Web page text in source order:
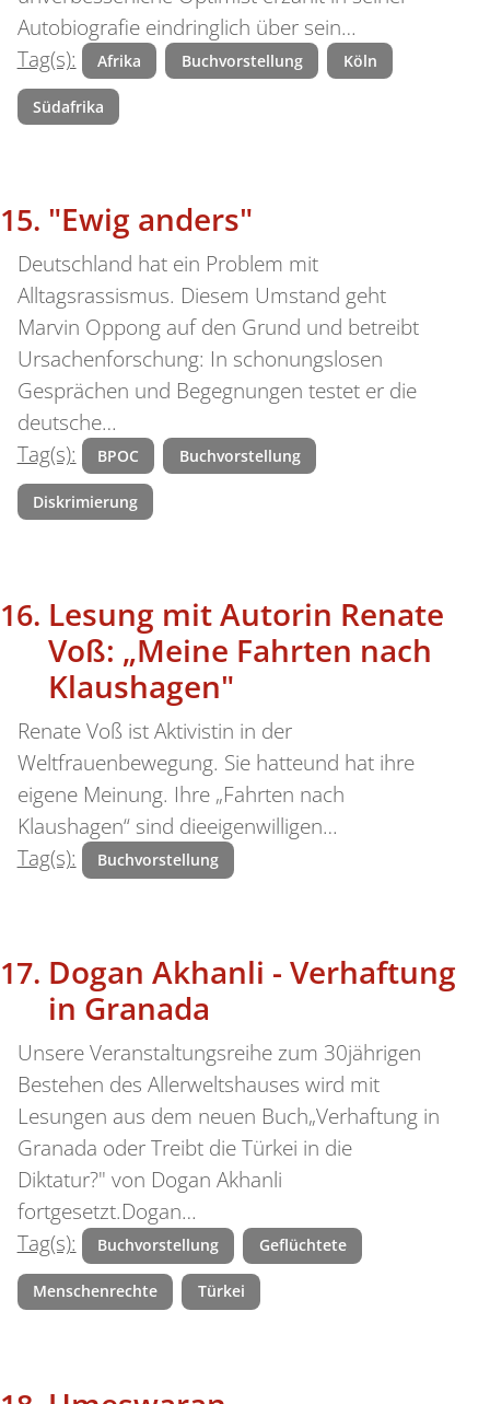
Autobiografie eindringlich über sein…
Tag(s):
Afrika Buchvorstellung Köln
Südafrika
"Ewig anders"
Deutschland hat ein Problem mit
Alltagsrassismus. Diesem Umstand geht
Marvin Oppong auf den Grund und betreibt
Ursachenforschung: In schonungslosen
Gesprächen und Begegnungen testet er die
deutsche…
Tag(s):
BPOC Buchvorstellung
Diskrimierung
Lesung mit Autorin Renate
Voß: „Meine Fahrten nach
Klaushagen"
Renate Voß ist Aktivistin in der
Weltfrauenbewegung. Sie hatteund hat ihre
eigene Meinung. Ihre „Fahrten nach
Klaushagen“ sind dieeigenwilligen…
Tag(s):
Buchvorstellung
Dogan Akhanli - Verhaftung
in Granada
Unsere Veranstaltungsreihe zum 30jährigen
Bestehen des Allerweltshauses wird mit
Lesungen aus dem neuen Buch„Verhaftung in
Granada oder Treibt die Türkei in die
Diktatur?" von Dogan Akhanli
fortgesetzt.Dogan…
Tag(s):
Buchvorstellung Geflüchtete
Menschenrechte Türkei